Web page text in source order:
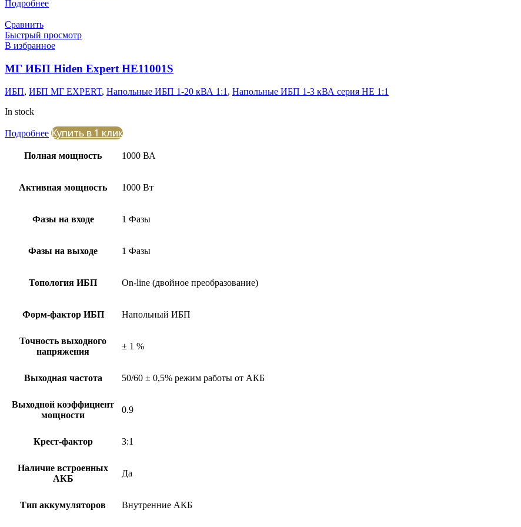
Подробнее
Сравнить
Быстрый просмотр
В избранное
МГ ИБП Hiden Expert HE11001S
ИБП, ИБП МГ EXPERT, Напольные ИБП 1-20 кВА 1:1 , Напольные ИБП 1-3 кВА серия HE 1:1
In stock
Подробнее Купить в 1 клик
Полная мощность 1000 ВА
Активная мощность 1000 Вт
Фазы на входе 1 Фазы
Фазы на выходе 1 Фазы
Топология ИБП On-line (двойное преобразование)
Форм-фактор ИБП Напольный ИБП
Точность выходного
напряжения
± 1 %
Выходная частота 50/60 ± 0,5% режим работы от АКБ
Выходной коэффициент
мощности
0.9
Крест-фактор 3:1
Наличие встроенных
АКБ
Да
Тип аккумуляторов Внутренние АКБ